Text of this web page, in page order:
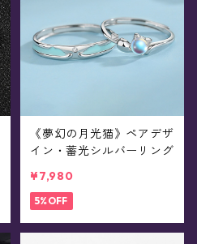
《夢幻の月光猫》ペアデザ
イン・蓄光シルバーリング
¥7,980
5%OFF